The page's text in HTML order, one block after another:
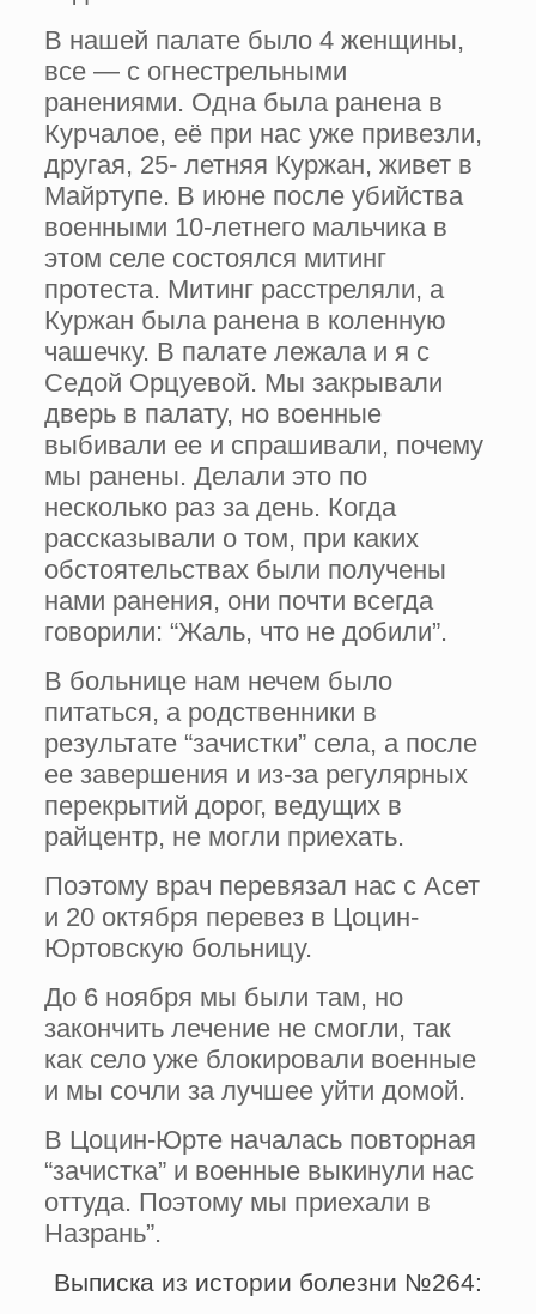
В нашей палате было 4 женщины,
все — с огнестрельными
ранениями. Одна была ранена в
Курчалое, её при нас уже привезли,
другая, 25- летняя Куржан, живет в
Майртупе. В июне после убийства
военными 10-летнего мальчика в
этом селе состоялся митинг
протеста. Митинг расстреляли, а
Куржан была ранена в коленную
чашечку. В палате лежала и я с
Седой Орцуевой. Мы закрывали
дверь в палату, но военные
выбивали ее и спрашивали, почему
мы ранены. Делали это по
несколько раз за день. Когда
рассказывали о том, при каких
обстоятельствах были получены
нами ранения, они почти всегда
говорили: “Жаль, что не добили”.
В больнице нам нечем было
питаться, а родственники в
результате “зачистки” села, а после
ее завершения и из-за регулярных
перекрытий дорог, ведущих в
райцентр, не могли приехать.
Поэтому врач перевязал нас с Асет
и 20 октября перевез в Цоцин-
Юртовскую больницу.
До 6 ноября мы были там, но
закончить лечение не смогли, так
как село уже блокировали военные
и мы сочли за лучшее уйти домой.
В Цоцин-Юрте началась повторная
“зачистка” и военные выкинули нас
оттуда. Поэтому мы приехали в
Назрань”.
Выписка из истории болезни №264: